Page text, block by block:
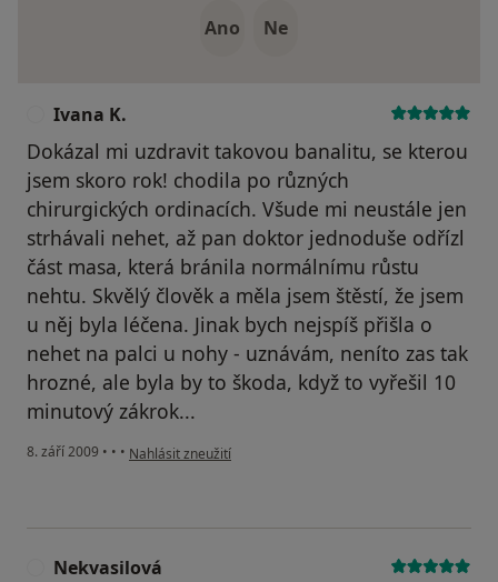
Ano Ne
Ivana K.
Dokázal mi uzdravit takovou banalitu, se kterou
jsem skoro rok! chodila po různých
chirurgických ordinacích. Všude mi neustále jen
strhávali nehet, až pan doktor jednoduše odřízl
část masa, která bránila normálnímu růstu
nehtu. Skvělý člověk a měla jsem štěstí, že jsem
u něj byla léčena. Jinak bych nejspíš přišla o
nehet na palci u nohy - uznávám, neníto zas tak
hrozné, ale byla by to škoda, když to vyřešil 10
minutový zákrok...
8. září 2009 • • • podle názoru uživatele Ivana K.
Nahlásit zneužití
Nekvasilová